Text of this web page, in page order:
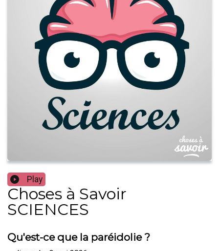
Play
Choses à Savoir
SCIENCES
Qu'est-ce que la paréidolie ?